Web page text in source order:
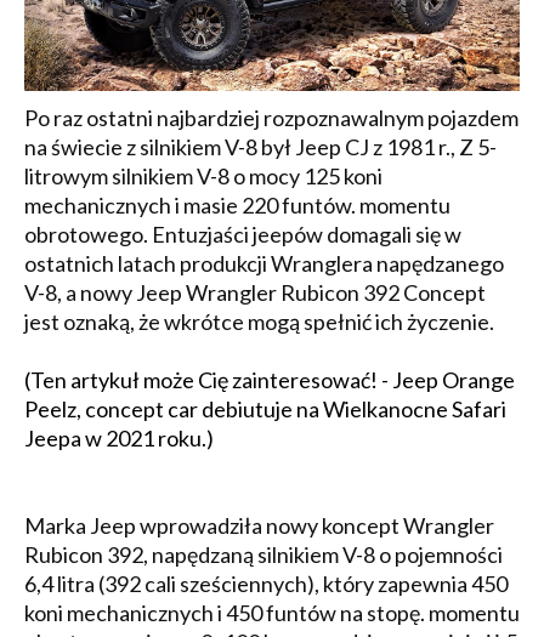
Po raz ostatni najbardziej rozpoznawalnym pojazdem
na świecie z silnikiem V-8 był Jeep CJ z 1981 r., Z 5-
litrowym silnikiem V-8 o mocy 125 koni
mechanicznych i masie 220 funtów. momentu
obrotowego. Entuzjaści jeepów domagali się w
ostatnich latach produkcji Wranglera napędzanego
V-8, a nowy Jeep Wrangler Rubicon 392 Concept
jest oznaką, że wkrótce mogą spełnić ich życzenie.
(Ten artykuł może Cię zainteresować! - Jeep Orange
Peelz, concept car debiutuje na Wielkanocne Safari
Jeepa w 2021 roku.)
Marka Jeep wprowadziła nowy koncept Wrangler
Rubicon 392, napędzaną silnikiem V-8 o pojemności
6,4 litra (392 cali sześciennych), który zapewnia 450
koni mechanicznych i 450 funtów na stopę. momentu